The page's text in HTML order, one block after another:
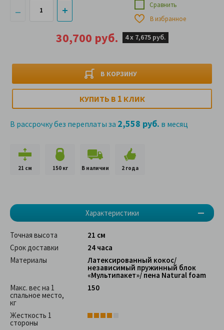
30,700 руб. 4 х 7,675 руб.
В КОРЗИНУ
Сравнить
В избранное
КУПИТЬ В 1 КЛИК
В рассрочку без переплаты за 2,558 руб. в месяц
21 см 150 кг В наличии 2 года
Характеристики
Точная высота
21 см
Срок доставки
24 часа
Материалы
Латексированный кокос/
независимый пружинный блок
«Мультипакет»/ пена Natural foam
Макс. вес на 1
спальное место,
кг
150
Жесткость 1
стороны